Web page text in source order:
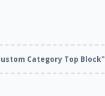
Category Top Block"